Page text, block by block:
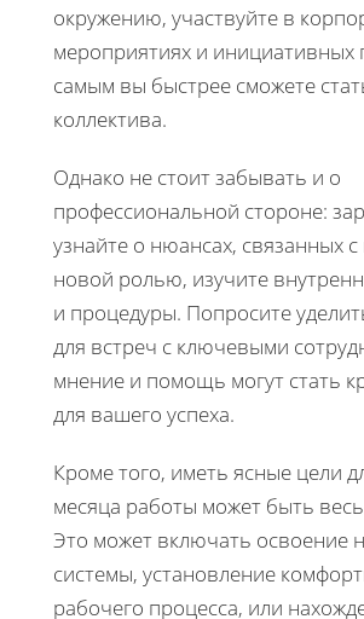
окружению, участвуйте в
мероприятиях и инициативных
самым вы быстрее сможете
коллектива.
Однако не стоит забывать и о
профессиональной стороне:
узнайте о нюансах, связанных
новой ролью, изучите
и процедуры. Попросите
для встреч с ключевыми
мнение и помощь могут стать
для вашего успеха.
Кроме того, иметь ясные цели
месяца работы может быть
Это может включать освоение
системы, установление
рабочего процесса, или